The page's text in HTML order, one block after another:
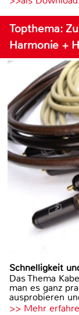
Topthema:
Harmonie +
Schnelligkeit
Das Thema
man es ganz
ausprobieren
>> Mehr